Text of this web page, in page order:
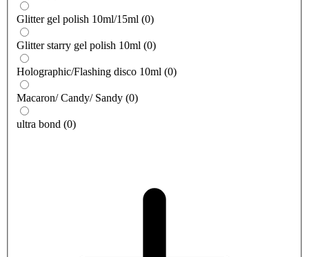
Glitter gel polish 10ml/15ml (0)
Glitter starry gel polish 10ml (0)
Holographic/Flashing disco 10ml (0)
Macaron/ Candy/ Sandy (0)
ultra bond (0)